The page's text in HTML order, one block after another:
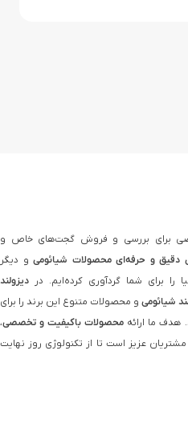
برای بررسی و فروش گجت‌های خاص و
دقیق و حرفه‌ای محصولات شیائومی و دیگر
برای شما گردآوری کرده‌ایم. در دیزولند
شیائومی و محصولات متنوع این برند را برای
هدف ما ارائه محصولات باکیفیت و تخصصی،
عزیز است تا از تکنولوژی روز نهایت